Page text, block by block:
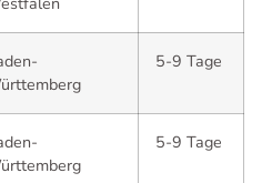
5-9 Tage
5-9 Tage